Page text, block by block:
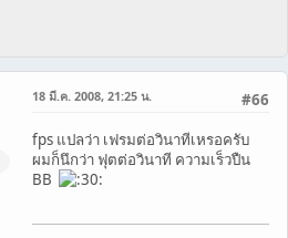
#66
18 มี.ค. 2008, 21:25 น.
fps แปลว่า เฟรมต่อวินาทีเหรอครับ
ผมก็นึกว่า ฟุตต่อวินาที ความเร็วปืน
ฺBB